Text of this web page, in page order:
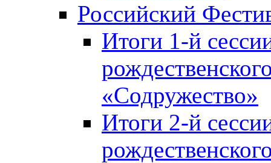
Российский
Итоги 1-й
«Содружество»
Итоги 2-й